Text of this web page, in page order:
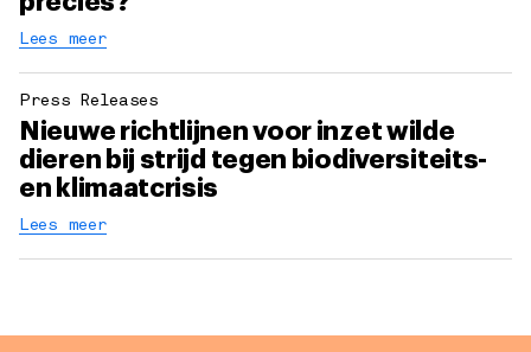
Lees meer
Press Releases
Nieuwe richtlijnen voor inzet wilde
dieren bij strijd tegen biodiversiteits-
en klimaatcrisis
Lees meer